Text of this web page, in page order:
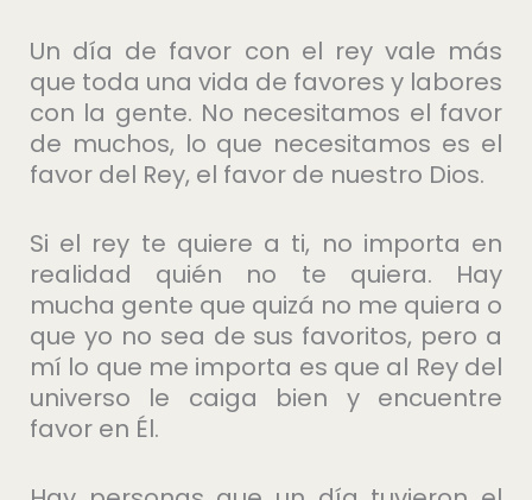
Un día de favor con el rey vale más
que toda una vida de favores y labores
con la gente. No necesitamos el favor
de muchos, lo que necesitamos es el
favor del Rey, el favor de nuestro Dios.
Si el rey te quiere a ti, no importa en
realidad quién no te quiera. Hay
mucha gente que quizá no me quiera o
que yo no sea de sus favoritos, pero a
mí lo que me importa es que al Rey del
universo le caiga bien y encuentre
favor en Él.